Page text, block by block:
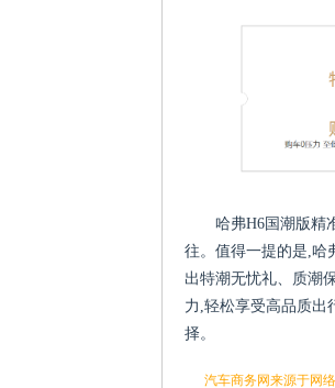
哈弗H6国潮版精
往。值得一提的是,哈
出特潮无忧礼、质潮
力,轻松享受高品质出
择。
汽车商务网来源于网络